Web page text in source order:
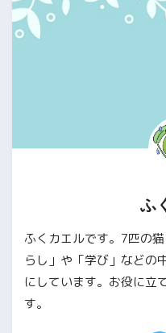
ふ
ふくカエルです。7匹の
らし」や「学び」などの
にしています。お役に立
す。